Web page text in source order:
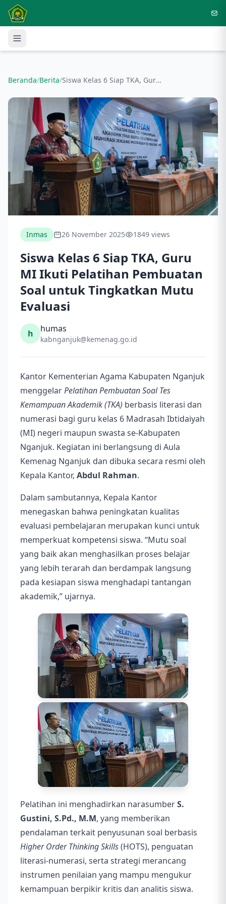
Langsung ke konten utama
Beranda/Berita/ Siswa Kelas 6 Siap TKA, Guru MI Ikuti Pelatihan Pembuatan Soal untuk Tingkatkan Mutu Evaluasi
Inmas 26 November 2025 1849 views
Siswa Kelas 6 Siap TKA, Guru
MI Ikuti Pelatihan Pembuatan
Soal untuk Tingkatkan Mutu
Evaluasi
h humas
kabnganjuk@kemenag.go.id
Kantor Kementerian Agama Kabupaten Nganjuk
menggelarPelatihan Pembuatan Soal Tes
Kemampuan Akademik (TKA) berbasis literasi dan
numerasi bagi guru kelas 6 Madrasah Ibtidaiyah
(MI) negeri maupun swasta se-Kabupaten
Nganjuk. Kegiatan ini berlangsung di Aula
Kemenag Nganjuk dan dibuka secara resmi oleh
Kepala Kantor, Abdul Rahman.
Dalam sambutannya, Kepala Kantor
menegaskan bahwa peningkatan kualitas
evaluasi pembelajaran merupakan kunci untuk
memperkuat kompetensi siswa. “Mutu soal
yang baik akan menghasilkan proses belajar
yang lebih terarah dan berdampak langsung
pada kesiapan siswa menghadapi tantangan
akademik,” ujarnya.
Pelatihan ini menghadirkan narasumberS.
Gustini, S.Pd., M.M, yang memberikan
pendalaman terkait penyusunan soal berbasis
Higher Order Thinking Skills(HOTS), penguatan
literasi-numerasi, serta strategi merancang
instrumen penilaian yang mampu mengukur
kemampuan berpikir kritis dan analitis siswa.